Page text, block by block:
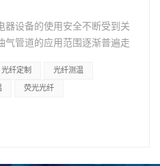
设备的使用安全不断受到关
气管道的应用范围逐渐普遍走
测温原理、分布式光纤测温
纤测温不仅可以应用在电力、
域得到使用。 基于荧光寿
荧光物质分子外层电子都处
光纤定制
光纤测温
荧光光纤